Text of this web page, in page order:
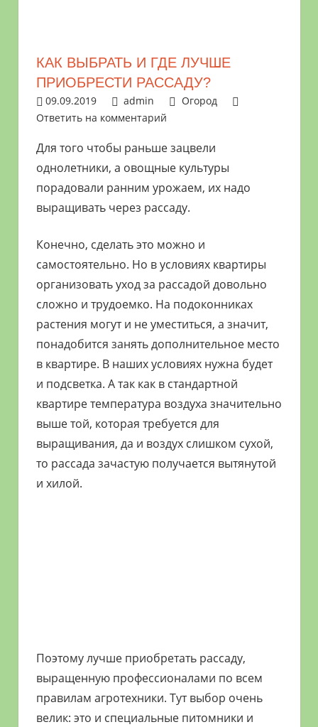
Поможем
обустройстве
дачного
участка
выращивании
богатого
урожая.
КАК ВЫБРАТЬ И ГДЕ ЛУЧШЕ
ПРИОБРЕСТИ РАССАДУ?
09.09.2019 admin
Огород
Ответить на комментарий
Для того чтобы раньше зацвели
однолетники, а овощные культуры
порадовали ранним урожаем, их надо
выращивать через рассаду.
Конечно, сделать это можно и
самостоятельно. Но в условиях квартиры
организовать уход за рассадой довольно
сложно и трудоемко. На подоконниках
растения могут и не уместиться, а значит,
понадобится занять дополнительное место
в квартире. В наших условиях нужна будет
и подсветка. А так как в стандартной
квартире температура воздуха значительно
выше той, которая требуется для
выращивания, да и воздух слишком сухой,
то рассада зачастую получается вытянутой
и хилой.
Поэтому лучше приобретать рассаду,
выращенную профессионалами по всем
правилам агротехники. Тут выбор очень
велик: это и специальные питомники и